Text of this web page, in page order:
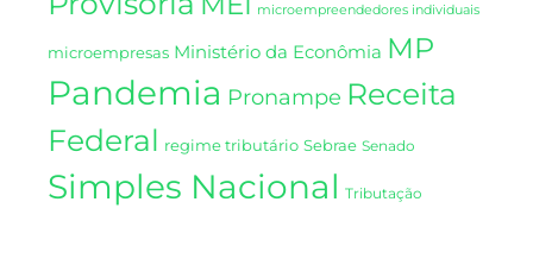
microempreendedores individuais
microempresas Ministério da Econômia MP
Pandemia Pronampe Receita
Federal regime tributário Sebrae Senado
Simples Nacional Tributação